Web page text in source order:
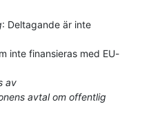
: Deltagande är inte
inte finansieras med EU-
av
avtal om offentlig